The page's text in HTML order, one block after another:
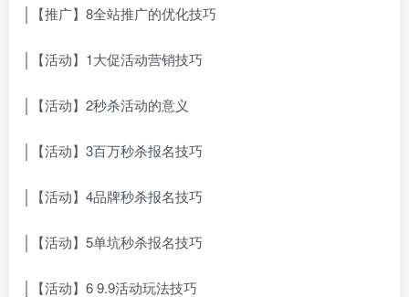
│【推广】8全站推广的优化技巧
│【活动】1大促活动营销技巧
│【活动】2秒杀活动的意义
│【活动】3百万秒杀报名技巧
│【活动】4品牌秒杀报名技巧
│【活动】5单坑秒杀报名技巧
│【活动】6 9.9活动玩法技巧